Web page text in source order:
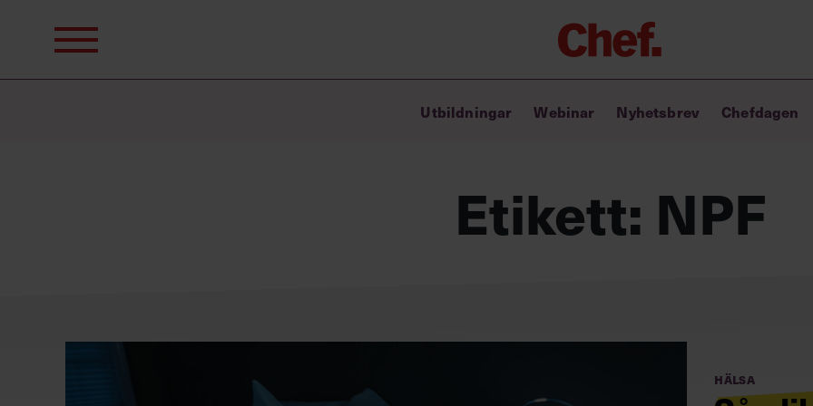
efter:
Chefakademin+
Lyft ditt ledarskap med C+
Ledarskapsbiblioteket
Ledarskapstest
Chef GPT – din chefsassistent i
Utbildningar Webinar Nyhetsbrev Chefdagen
Etikett: NPF
Hälsa